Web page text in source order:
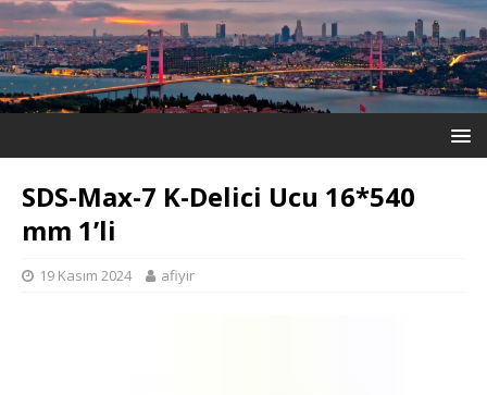
SDS-Max-7 K-Delici Ucu 16*540
mm 1’li
19 Kasım 2024 afiyir